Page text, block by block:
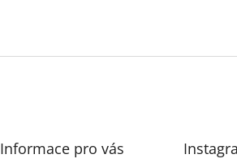
Informace pro vás